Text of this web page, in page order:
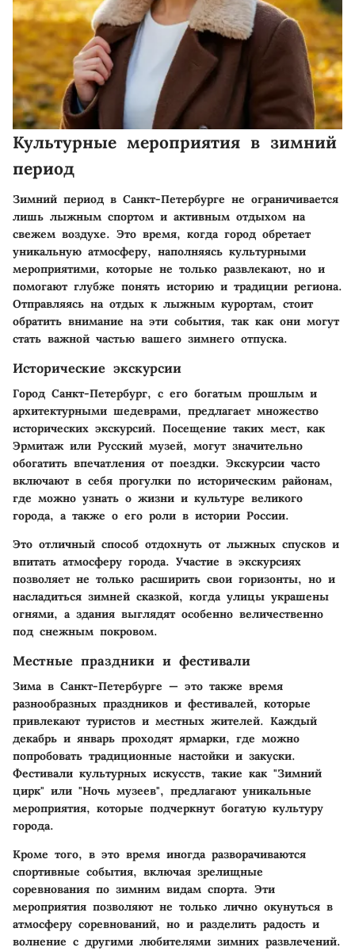
Культурные мероприятия в зимний
период
Зимний период в Санкт-Петербурге не ограничивается
лишь лыжным спортом и активным отдыхом на
свежем воздухе. Это время, когда город обретает
уникальную атмосферу, наполняясь культурными
мероприятими, которые не только развлекают, но и
помогают глубже понять историю и традиции региона.
Отправляясь на отдых к лыжным курортам, стоит
обратить внимание на эти события, так как они могут
стать важной частью вашего зимнего отпуска.
Исторические экскурсии
Город Санкт-Петербург, с его богатым прошлым и
архитектурными шедеврами, предлагает множество
исторических экскурсий. Посещение таких мест, как
Эрмитаж или Русский музей, могут значительно
обогатить впечатления от поездки. Экскурсии часто
включают в себя прогулки по историческим районам,
где можно узнать о жизни и культуре великого
города, а также о его роли в истории России.
Это отличный способ отдохнуть от лыжных спусков и
впитать атмосферу города. Участие в экскурсиях
позволяет не только расширить свои горизонты, но и
насладиться зимней сказкой, когда улицы украшены
огнями, а здания выглядят особенно величественно
под снежным покровом.
Местные праздники и фестивали
Зима в Санкт-Петербурге — это также время
разнообразных праздников и фестивалей, которые
привлекают туристов и местных жителей. Каждый
декабрь и январь проходят ярмарки, где можно
попробовать традиционные настойки и закуски.
Фестивали культурных искусств, такие как "Зимний
цирк" или "Ночь музеев", предлагают уникальные
мероприятия, которые подчеркнут богатую культуру
города.
Кроме того, в это время иногда разворачиваются
спортивные события, включая зрелищные
соревнования по зимним видам спорта. Эти
мероприятия позволяют не только лично окунуться в
атмосферу соревнований, но и разделить радость и
волнение с другими любителями зимних развлечений.